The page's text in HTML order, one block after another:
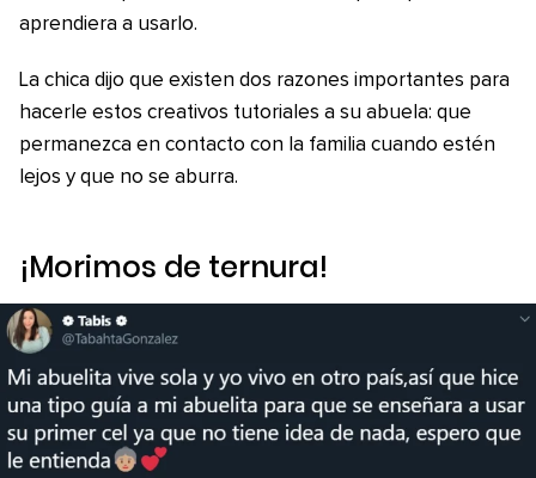
aprendiera a usarlo.
La chica dijo que existen dos razones importantes para
hacerle estos creativos tutoriales a su abuela: que
permanezca en contacto con la familia cuando estén
lejos y que no se aburra.
¡Morimos de ternura!